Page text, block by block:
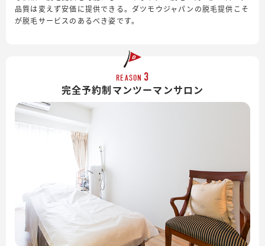
品質は変えず安価に提供できる。ダツモウジャパンの脱毛提供こそ
が脱毛サービスのあるべき姿です。
REASON 3
完全予約制マンツーマンサロン